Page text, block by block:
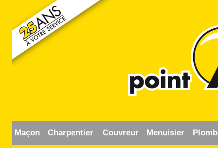
Maçon Charpentier Couvreur Menuisier